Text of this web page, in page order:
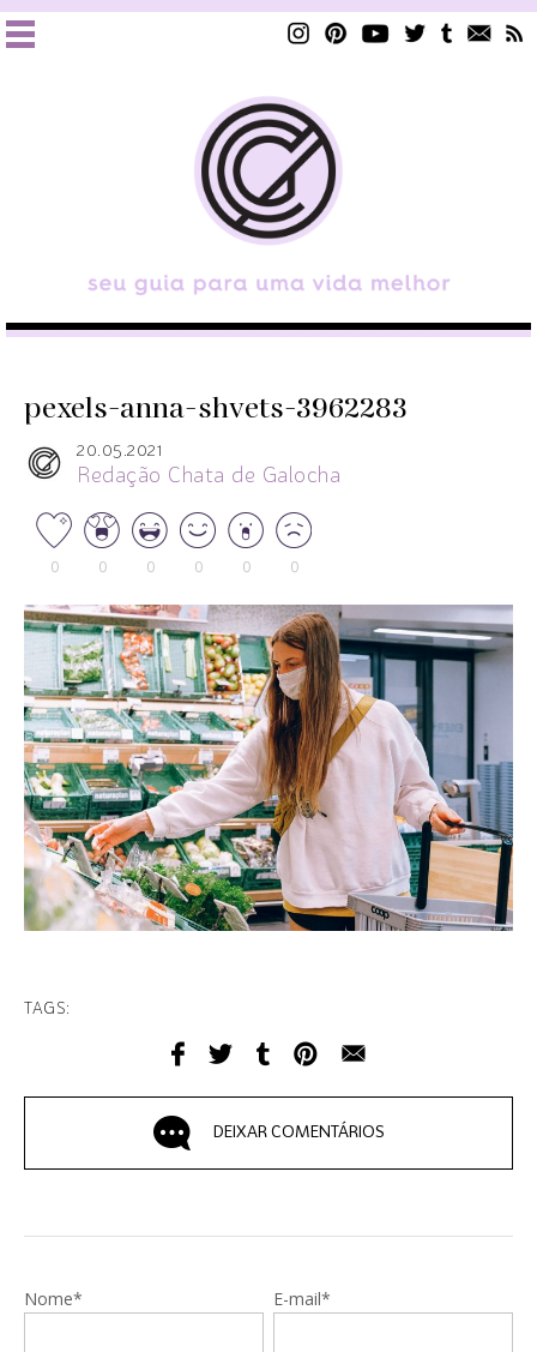
pexels-anna-shvets-3962283
20.05.2021
Redação Chata de Galocha
0 0 0 0 0 0
TAGS:
DEIXAR COMENTÁRIOS
Nome* E-mail*